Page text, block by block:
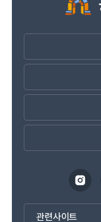
관련사이트